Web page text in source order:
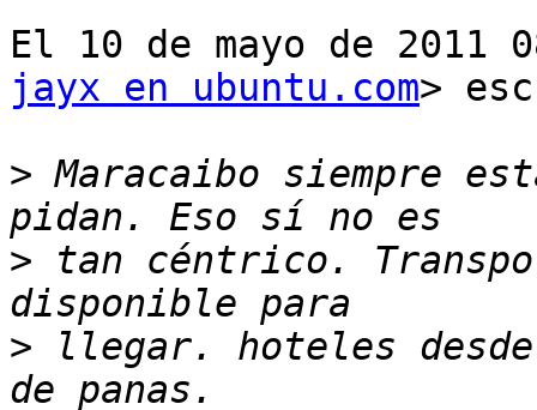
El 10 de mayo de
jayx en ubuntu.com>
> Maracaibo siempre
> tan céntrico.
> llegar. hoteles desde